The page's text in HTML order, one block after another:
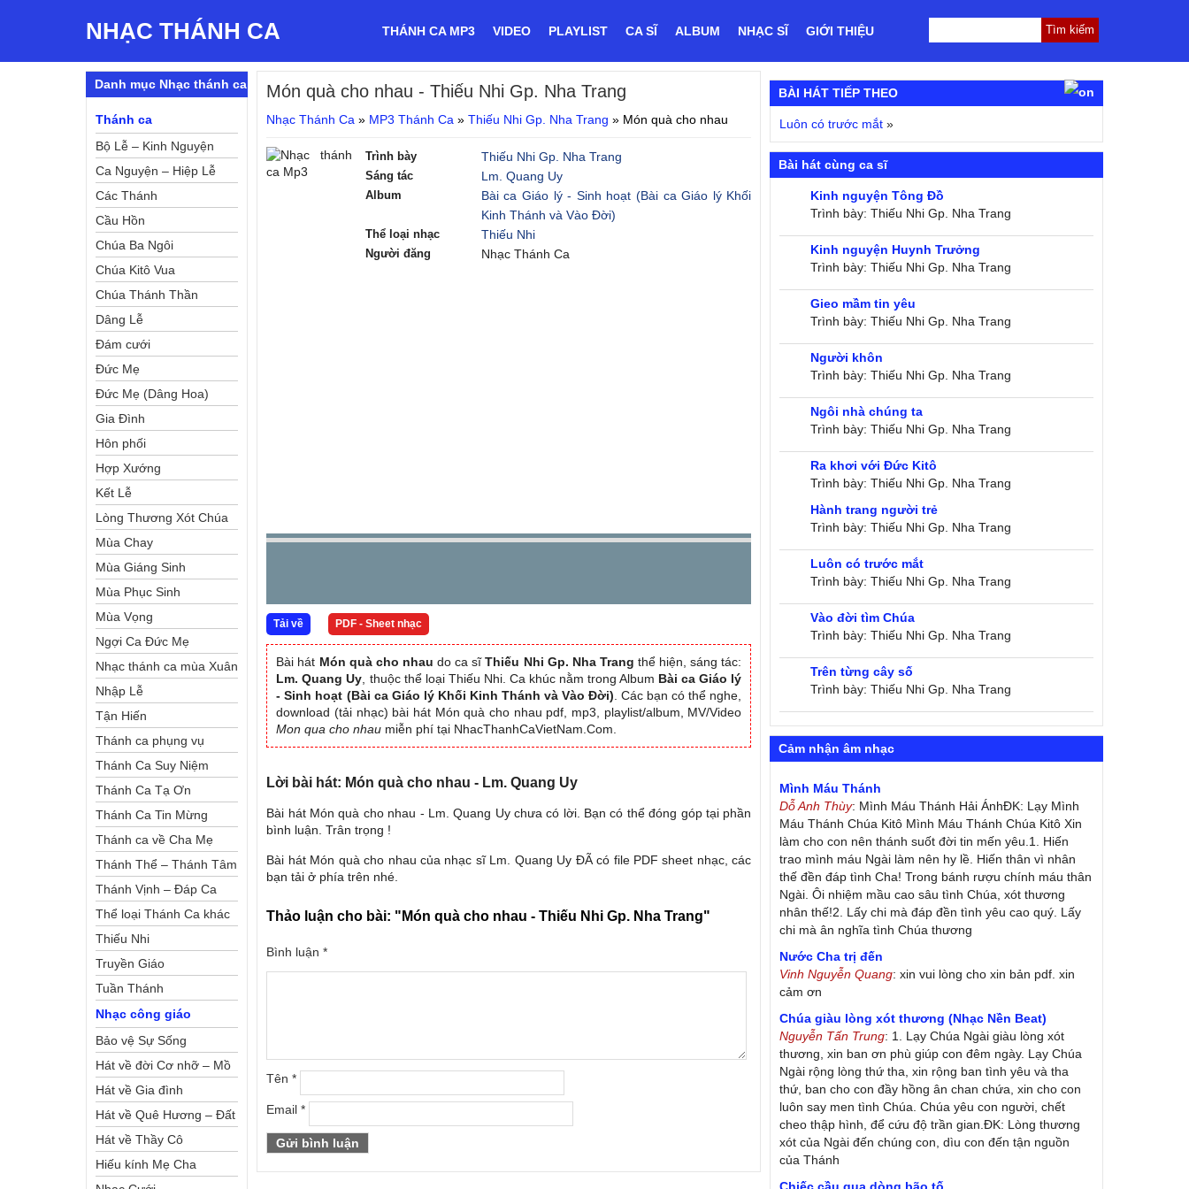
NHẠC THÁNH CA THÁNH CA MP3 VIDEO PLAYLIST CA SĨ ALBUM NHẠC SĨ GIỚI THIỆU
Món quà cho nhau - Thiếu Nhi Gp. Nha Trang
Nhạc Thánh Ca » MP3 Thánh Ca »Thiếu Nhi Gp. Nha Trang » Món quà cho nhau
Trình bày Thiếu Nhi Gp. Nha Trang
Sáng tác Lm. Quang Uy
Album
Bài ca Giáo lý - Sinh hoạt (Bài ca Giáo lý Khối
Kinh Thánh và Vào Đời)
Thể loại nhạc Thiếu Nhi
Người đăng Nhạc Thánh Ca
Tải về PDF - Sheet nhạc
Bài hát Món quà cho nhau do ca sĩThiếu Nhi Gp. Nha Trang thể hiện, sáng tác:
Lm. Quang Uy , thuộc thể loại Thiếu Nhi. Ca khúc nằm trong Album Bài ca Giáo lý
- Sinh hoạt (Bài ca Giáo lý Khối Kinh Thánh và Vào Đời) . Các bạn có thể nghe,
download (tải nhạc) bài hát Món quà cho nhau pdf, mp3, playlist/album, MV/Video
Mon qua cho nhau miễn phí tại NhacThanhCaVietNam.Com.
Lời bài hát: Món quà cho nhau - Lm. Quang Uy
Bài hát Món quà cho nhau - Lm. Quang Uy chưa có lời. Bạn có thể đóng góp tại phần
bình luận. Trân trọng !
Bài hát Món quà cho nhau của nhạc sĩ Lm. Quang Uy ĐÃ có file PDF sheet nhạc, các
bạn tải ở phía trên nhé.
Thảo luận cho bài: "Món quà cho nhau - Thiếu Nhi Gp. Nha Trang"
Bình luận*
Tên*
Email*
Danh mục Nhạc thánh ca
Thánh ca
Bộ Lễ – Kinh Nguyện
Ca Nguyện – Hiệp Lễ
Các Thánh
Cầu Hồn
Chúa Ba Ngôi
Chúa Kitô Vua
Chúa Thánh Thần
Dâng Lễ
Đám cưới
Đức Mẹ
Đức Mẹ (Dâng Hoa)
Gia Đình
Hôn phối
Hợp Xướng
Kết Lễ
Lòng Thương Xót Chúa
Mùa Chay
Mùa Giáng Sinh
Mùa Phục Sinh
Mùa Vọng
Ngợi Ca Đức Mẹ
Nhạc thánh ca mùa Xuân
Nhập Lễ
Tận Hiến
Thánh ca phụng vụ
Thánh Ca Suy Niệm
Thánh Ca Tạ Ơn
Thánh Ca Tin Mừng
Thánh ca về Cha Mẹ
Thánh Thể – Thánh Tâm
Thánh Vịnh – Đáp Ca
Thể loại Thánh Ca khác
Thiếu Nhi
Truyền Giáo
Tuần Thánh
Nhạc công giáo
Bảo vệ Sự Sống
Hát về đời Cơ nhỡ – Mồ
côi
Hát về Gia đình
Hát về Quê Hương – Đất
Nước
Hát về Thầy Cô
Hiếu kính Mẹ Cha
BÀI HÁT TIẾP THEO
Luôn có trước mắt »
Bài hát cùng ca sĩ
Kinh nguyện Tông Đồ
Trình bày: Thiếu Nhi Gp. Nha Trang
Kinh nguyện Huynh Trưởng
Trình bày: Thiếu Nhi Gp. Nha Trang
Gieo mầm tin yêu
Trình bày: Thiếu Nhi Gp. Nha Trang
Người khôn
Trình bày: Thiếu Nhi Gp. Nha Trang
Ngôi nhà chúng ta
Trình bày: Thiếu Nhi Gp. Nha Trang
Ra khơi với Đức Kitô
Trình bày: Thiếu Nhi Gp. Nha Trang
Hành trang người trẻ
Trình bày: Thiếu Nhi Gp. Nha Trang
Luôn có trước mắt
Trình bày: Thiếu Nhi Gp. Nha Trang
Vào đời tìm Chúa
Trình bày: Thiếu Nhi Gp. Nha Trang
Trên từng cây số
Trình bày: Thiếu Nhi Gp. Nha Trang
Cảm nhận âm nhạc
Mình Máu Thánh
Dỗ Anh Thùy: Mình Máu Thánh Hải ÁnhĐK: Lạy Mình
Máu Thánh Chúa Kitô Mình Máu Thánh Chúa Kitô Xin
làm cho con nên thánh suốt đời tin mến yêu.1. Hiến
trao mình máu Ngài làm nên hy lề. Hiến thân vì nhân
thế đền đáp tình Cha! Trong bánh rượu chính máu thân
Ngài. Ôi nhiệm mầu cao sâu tình Chúa, xót thương
nhân thế!2. Lấy chi mà đáp đền tình yêu cao quý. Lấy
chi mà ân nghĩa tình Chúa thương
Nước Cha trị đến
Vinh Nguyễn Quang: xin vui lòng cho xin bản pdf. xin
cảm ơn
Chúa giàu lòng xót thương (Nhạc Nền Beat)
Nguyễn Tấn Trung: 1. Lạy Chúa Ngài giàu lòng xót
thương, xin ban ơn phù giúp con đêm ngày. Lạy Chúa
Ngài rộng lòng thứ tha, xin rộng ban tình yêu và tha
thứ, ban cho con đầy hồng ân chan chứa, xin cho con
luôn say men tình Chúa. Chúa yêu con người, chết
cheo thập hình, để cứu độ trần gian.ĐK: Lòng thương
xót của Ngài đến chúng con, dìu con đến tận nguồn
của Thánh